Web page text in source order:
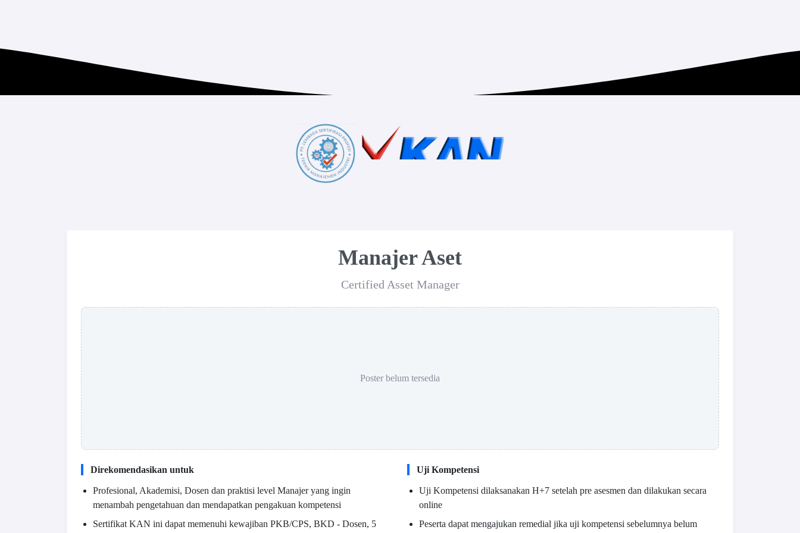
Manajer Aset
Certified Asset Manager
Poster belum tersedia
Direkomendasikan untuk
Profesional, Akademisi, Dosen dan praktisi level Manajer yang ingin
menambah pengetahuan dan mendapatkan pengakuan kompetensi
Sertifikat KAN ini dapat memenuhi kewajiban PKB/CPS, BKD - Dosen, 5
Uji Kompetensi
Uji Kompetensi dilaksanakan H+7 setelah pre asesmen dan dilakukan secara
online
Peserta dapat mengajukan remedial jika uji kompetensi sebelumnya belum